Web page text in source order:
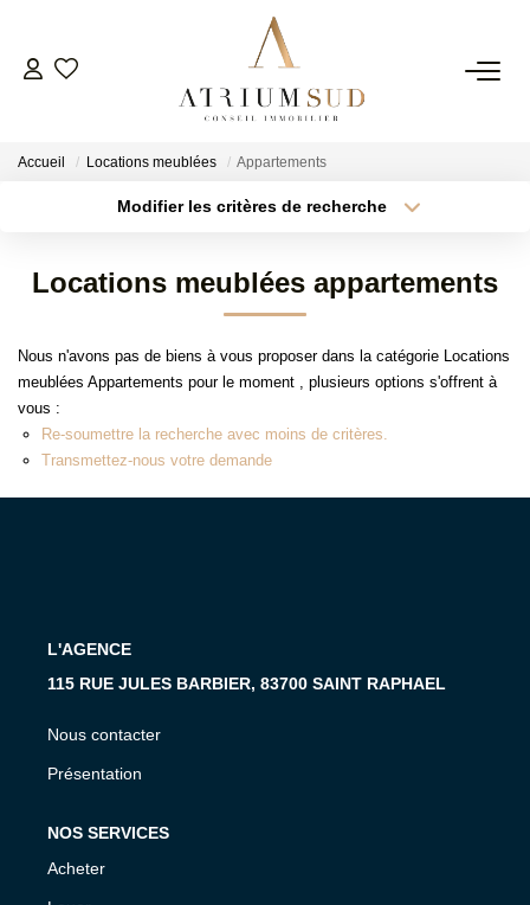
TRANSACTION
Accueil Locations meublées Appartements
Modifier les critères de recherche
Type de bien
Surface min
Budget max Plus de critères
Locations meublées appartements
Nous n'avons pas de biens à vous proposer dans la catégorie Locations
meublées Appartements pour le moment , plusieurs options s'offrent à
vous :
Re-soumettre la recherche avec moins de critères.
Transmettez-nous votre demande
L'AGENCE
115 RUE JULES BARBIER, 83700 SAINT RAPHAEL
Nous contacter
Présentation
NOS SERVICES
Acheter